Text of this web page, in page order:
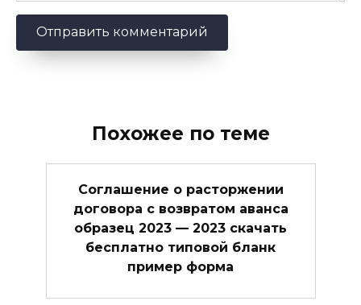
Похожее по теме
Соглашение о расторжении
договора с возвратом аванса
образец 2023 — 2023 скачать
бесплатно типовой бланк
пример форма